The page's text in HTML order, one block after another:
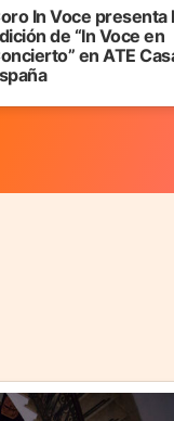
In Voce presenta
de “In Voce en
en ATE